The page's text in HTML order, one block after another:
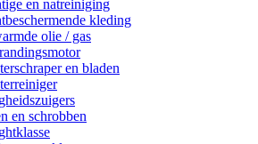
en natreiniging
kleding
olie / gas
en bladen
en schrobben